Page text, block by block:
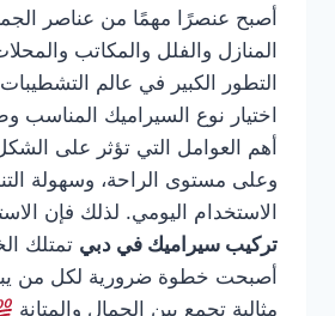
أصبح عنصرًا مهمًا من عناصر
المنازل والفلل والمكاتب
التطور الكبير في عالم
اختيار نوع السيراميك المناسب
أهم العوامل التي تؤثر على
وعلى مستوى الراحة، وسهولة
الاستخدام اليومي. لذلك فإن
تركيب سيراميك في دبي تمتلك
أصبحت خطوة ضرورية لكل من
مثالية تجمع بين الجمال والمتانة